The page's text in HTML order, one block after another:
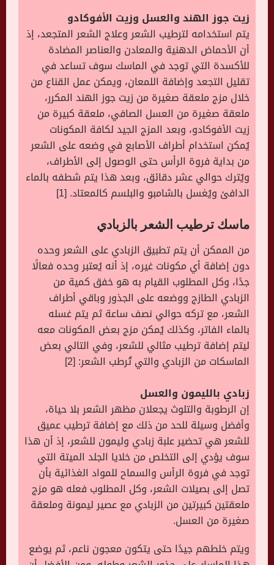
زيت جوز الهند والعسل وزيت الأفوكادو
يتم استخدامه لترطيب الشعر وعلاج الشعر المتجعد، إذ
أن الأحماض الدهنية والمعادن والعناصر المضادة
للأكسدة التي توجد في الماسك سوف تساعد في
تقليل التجعد وإضافة اللمعان، ويمكن عمل القناع من
خلال مزج ملعقة صغيرة من زيت جوز الهند المكرر،
ملعقة صغيرة من العسل الصافي، ملعقة كبيرة من
زيت الأفوكادو، وبعد المزج الجيد لكافة المكونات
يُمكن استخدام أطراف الأصابع في وضعه على الشعر
من بداية فروة الرأس حتى الوصول إلى الأطراف،
ويُترك حوالي عشر دقائق، وبعد هذا يتم شطفه بالماء
الدافئ ويُغسل بالشامبو والبلسم كالمعتاد. [1]
ماسك ترطيب الشعر بالزبادي
من الممكن أن يتم تطبيق الزبادي على الشعر وحده
دون إضافة أي مكونات غيره، إذ أنه يُعتبر وحده فعالًا
جدًا، وكل المطلوب القيام به هو خفق كمية من
الزبادي الطازج ووضعه على الجذور وباقي أطراف
الشعر، مع تركه حوالي نصف ساعة ثم يتم غسله
بالماء الفاتر، وكذلك يُمكن مزج بعض المكونات معه
ليتم إضافة ترطيب مثالي للشعر، وفي التالي بعض
الماسكات من الزبادي والتي تُرطب الشعر: [2]
زبادي بالليمون والعسل
إن الرطوبة والتلوث يجعلان مظهر الشعر بلا حياة،
وأفضل وسيلة للحد من ذلك مع إضافة ترطيب عميق
للشعر هي تحضير علبة زبادي وليمون للشعر، إذ أن هذا
سوف يؤدي إلى التخلص من خلايا الجلد الميتة التي
توجد في فروة الرأس والسماح للمواد الغذائية بأن
تصل إلى بصيلات الشعر، وكل المطلوب فعله هو مزج
ملعقتين كبيرتين من الزبادي مع عصير ليمونة وملعقة
صغيرة من العسل.
ويتم خلطهم جيدًا حتى يتكون معجون ناعم، ثم يوضع